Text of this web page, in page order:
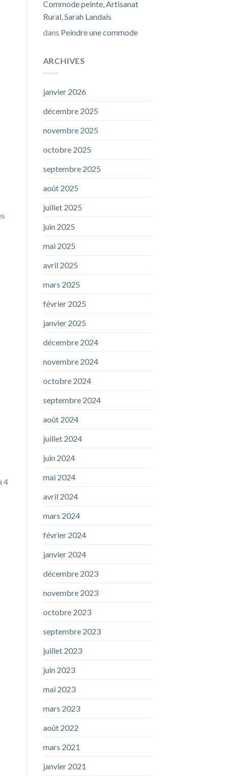
4
Commode peinte, Artisanat
Rural, Sarah Landais
dans Peindre une commode
ARCHIVES
janvier 2026
décembre 2025
novembre 2025
octobre 2025
septembre 2025
août 2025
juillet 2025
juin 2025
mai 2025
avril 2025
mars 2025
février 2025
janvier 2025
décembre 2024
novembre 2024
octobre 2024
septembre 2024
août 2024
juillet 2024
juin 2024
mai 2024
avril 2024
mars 2024
février 2024
janvier 2024
décembre 2023
novembre 2023
octobre 2023
septembre 2023
juillet 2023
juin 2023
mai 2023
mars 2023
août 2022
mars 2021
janvier 2021